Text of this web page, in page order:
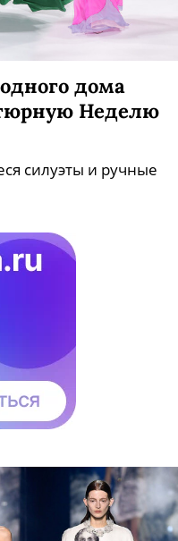
дома
Неделю
силуэты и ручные